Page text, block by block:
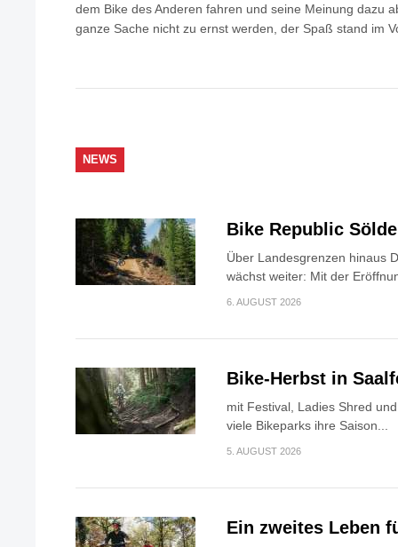
dem Bike des Anderen fahren und seine Meinung dazu
ganze Sache nicht zu ernst werden, der Spaß stand im
NEWS
Bike Republic
Über Landesgrenzen hinaus
wächst weiter: Mit der
6. AUGUST 2026
Bike-Herbst in
mit Festival, Ladies Shred
viele Bikeparks ihre Saison...
5. AUGUST 2026
Ein zweites Leben